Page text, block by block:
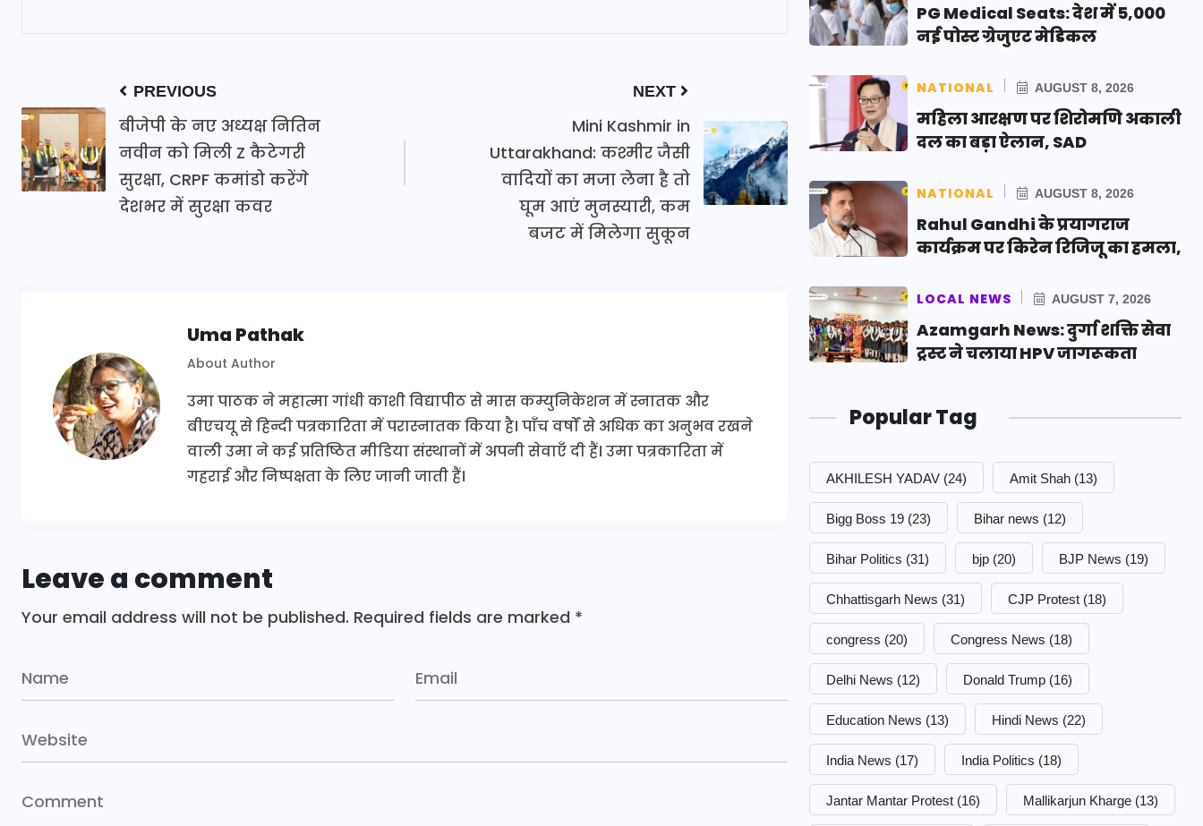
PREVIOUS
बीजेपी के नए अध्यक्ष नितिन
नवीन को मिली Z कैटेगरी
सुरक्षा, CRPF कमांडो करेंगे
देशभर में सुरक्षा कवर
NEXT
Mini Kashmir in
Uttarakhand: कश्मीर जैसी
वादियों का मजा लेना है तो
घूम आएं मुनस्यारी, कम
बजट में मिलेगा सुकून
Uma Pathak
About Author
उमा पाठक ने महात्मा गांधी काशी विद्यापीठ से मास कम्युनिकेशन में स्नातक और
बीएचयू से हिन्दी पत्रकारिता में परास्नातक किया है। पाँच वर्षों से अधिक का अनुभव रखने
वाली उमा ने कई प्रतिष्ठित मीडिया संस्थानों में अपनी सेवाएँ दी हैं। उमा पत्रकारिता में
गहराई और निष्पक्षता के लिए जानी जाती हैं।
Leave a comment
Your email address will not be published. Required fields are marked *
PG Medical Seats: देश में 5,000
नई पोस्ट ग्रेजुएट मेडिकल
NATIONAL AUGUST 8, 2026
महिला आरक्षण पर शिरोमणि अकाली
दल का बड़ा ऐलान, SAD
NATIONAL AUGUST 8, 2026
Rahul Gandhi के प्रयागराज
कार्यक्रम पर किरेन रिजिजू का हमला,
LOCAL NEWS AUGUST 7, 2026
Azamgarh News: दुर्गा शक्ति सेवा
ट्रस्ट ने चलाया HPV जागरूकता
Popular Tag
AKHILESH YADAV (24) Amit Shah (13)
Bigg Boss 19 (23) Bihar news (12)
Bihar Politics (31) bjp (20) BJP News (19)
Chhattisgarh News (31) CJP Protest (18)
congress (20) Congress News (18)
Delhi News (12) Donald Trump (16)
Education News (13) Hindi News (22)
India News (17) India Politics (18)
Jantar Mantar Protest (16) Mallikarjun Kharge (13)